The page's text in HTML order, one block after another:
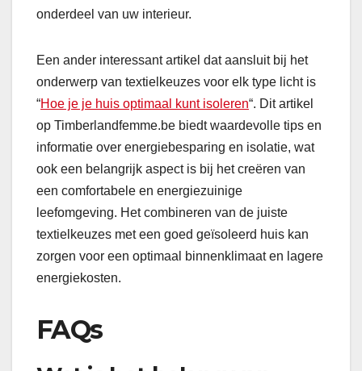
onderdeel van uw interieur.
Een ander interessant artikel dat aansluit bij het
onderwerp van textielkeuzes voor elk type licht is
“Hoe je je huis optimaal kunt isoleren“. Dit artikel
op Timberlandfemme.be biedt waardevolle tips en
informatie over energiebesparing en isolatie, wat
ook een belangrijk aspect is bij het creëren van
een comfortabele en energiezuinige
leefomgeving. Het combineren van de juiste
textielkeuzes met een goed geïsoleerd huis kan
zorgen voor een optimaal binnenklimaat en lagere
energiekosten.
FAQs